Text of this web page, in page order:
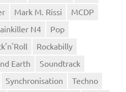
Mark M. Rissi
MCDP
N4
Pop
Rockabilly
Earth
Soundtrack
Synchronisation
Techno